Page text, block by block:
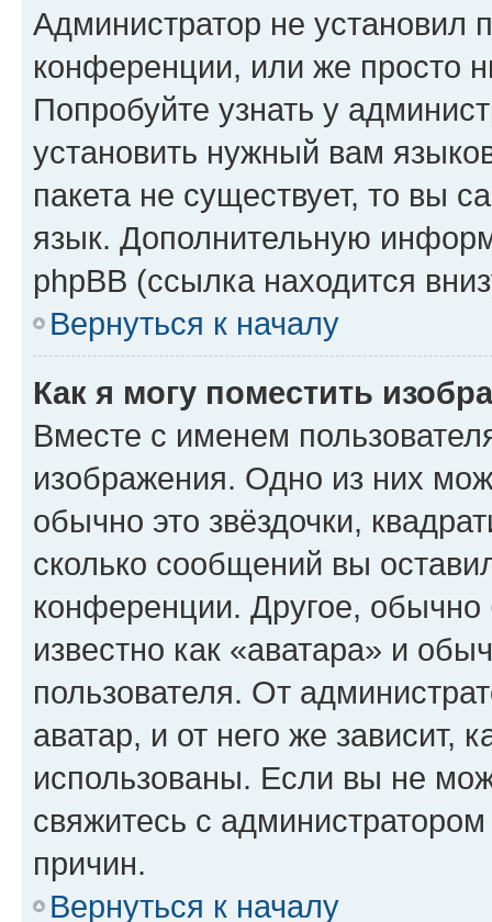
Администратор не установил
конференции, или же просто
Попробуйте узнать у
установить нужный вам
пакета не существует, то вы
язык. Дополнительную
phpBB (ссылка находится
Вернуться к началу
Как я могу поместить
Вместе с именем
изображения. Одно из них
обычно это звёздочки,
сколько сообщений вы
конференции. Другое,
известно как «аватара» и
пользователя. От
аватар, и от него же зависит,
использованы. Если вы не
свяжитесь с
причин.
Вернуться к началу